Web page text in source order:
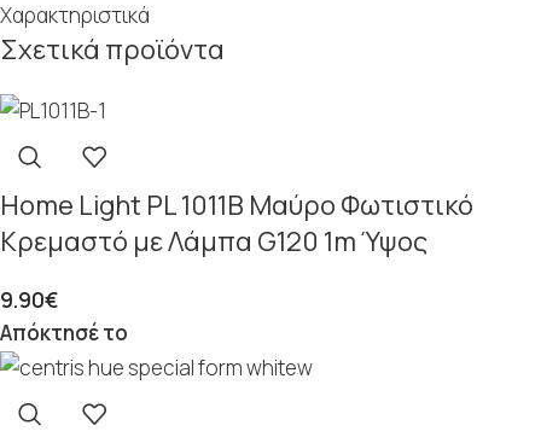
Χαρακτηριστικά
Σχετικά προϊόντα
Home Light PL 1011Β Μαύρο Φωτιστικό
Κρεμαστό με Λάμπα G120 1m Ύψος
9.90€
Απόκτησέ το